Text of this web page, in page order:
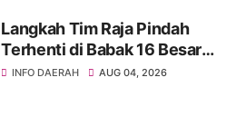
Langkah Tim Raja Pindah
Terhenti di Babak 16 Besar
Kejuaraan Bulutangkis TSM
INFO DAERAH AUG 04, 2026